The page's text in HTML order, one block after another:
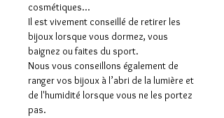
cosmétiques…
Il est vivement conseillé de retirer les
bijoux lorsque vous dormez, vous
baignez ou faites du sport.
Nous vous conseillons également de
ranger vos bijoux à l’abri de la lumière et
de l'humidité lorsque vous ne les portez
pas.